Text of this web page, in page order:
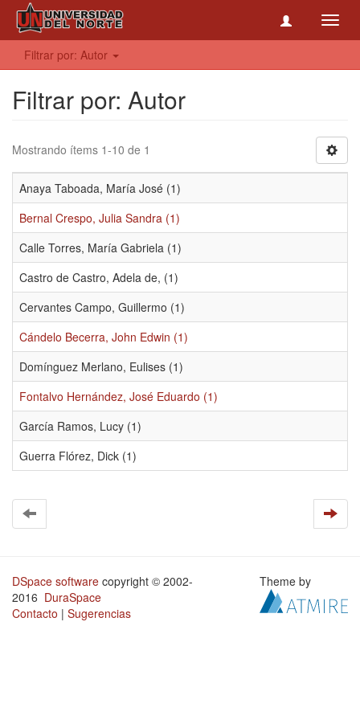
Filtrar por: Autor
Filtrar por: Autor
Mostrando ítems 1-10 de 1
Anaya Taboada, María José (1)
Bernal Crespo, Julia Sandra (1)
Calle Torres, María Gabriela (1)
Castro de Castro, Adela de, (1)
Cervantes Campo, Guillermo (1)
Cándelo Becerra, John Edwin (1)
Domínguez Merlano, Eulises (1)
Fontalvo Hernández, José Eduardo (1)
García Ramos, Lucy (1)
Guerra Flórez, Dick (1)
DSpace software copyright © 2002-
2016 DuraSpace
Contacto | Sugerencias
Theme by